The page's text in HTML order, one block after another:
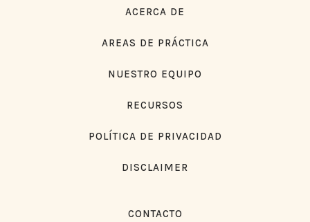
ACERCA DE
AREAS DE PRÁCTICA
NUESTRO EQUIPO
RECURSOS
POLÍTICA DE PRIVACIDAD
DISCLAIMER
CONTACTO